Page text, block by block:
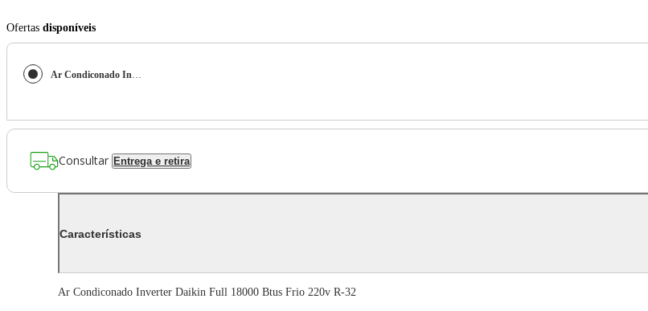
Ofertas disponíveis
Ar Condiconado Inverter Daikin Full 18000 Btus Frio 220v R-32
Consultar Entrega e retira
Características
Ar Condiconado Inverter Daikin Full 18000 Btus Frio 220v R-32